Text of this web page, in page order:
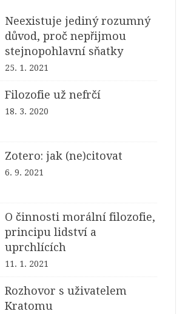
Neexistuje jediný rozumný
důvod, proč nepřijmou
stejnopohlavní sňatky
25. 1. 2021
Filozofie už nefrčí
18. 3. 2020
Zotero: jak (ne)citovat
6. 9. 2021
O činnosti morální filozofie,
principu lidství a
uprchlících
11. 1. 2021
Rozhovor s uživatelem
Kratomu